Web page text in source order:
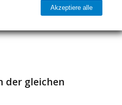
der gleichen
Akzeptiere alle